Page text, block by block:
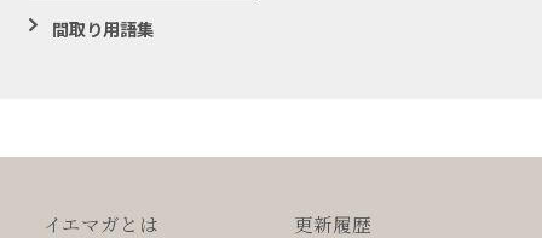
間取り用語集
イエマガとは 更新履歴